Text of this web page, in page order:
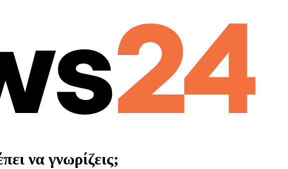
να γνωρίζεις;